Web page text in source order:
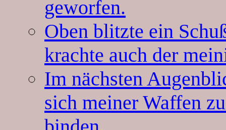
geworfen.
Oben blitzte ein
krachte auch der
Im nächsten
sich meiner Waffen